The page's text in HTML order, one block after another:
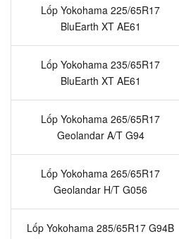
Lốp Yokohama 225/65R17
BluEarth XT AE61
Lốp Yokohama 235/65R17
BluEarth XT AE61
Lốp Yokohama 265/65R17
Geolandar A/T G94
Lốp Yokohama 265/65R17
Geolandar H/T G056
Lốp Yokohama 285/65R17 G94B